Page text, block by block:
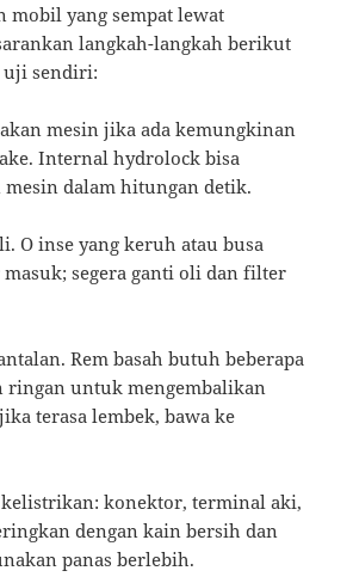
mobil yang sempat lewat
langkah-langkah berikut
uji sendiri:
mesin jika ada kemungkinan
Internal hydrolock bisa
dalam hitungan detik.
O inse yang keruh atau busa
segera ganti oli dan filter
Rem basah butuh beberapa
ringan untuk mengembalikan
terasa lembek, bawa ke
kelistrikan: konektor, terminal aki,
dengan kain bersih dan
panas berlebih.